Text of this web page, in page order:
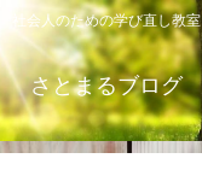
社会人のための学び直し教室
さとまるブログ